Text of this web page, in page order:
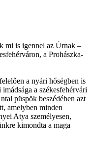
mi is igennel az Úrnak –
a Prohászka-
a nyári hőségben is
a székesfehérvári
püspök beszédében azt
amelyben minden
Atya személyesen,
kimondta a maga